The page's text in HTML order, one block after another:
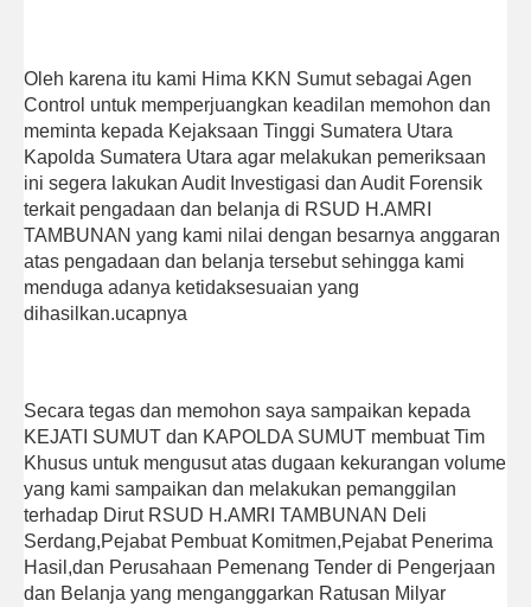
Oleh karena itu kami Hima KKN Sumut sebagai Agen
Control untuk memperjuangkan keadilan memohon dan
meminta kepada Kejaksaan Tinggi Sumatera Utara
Kapolda Sumatera Utara agar melakukan pemeriksaan
ini segera lakukan Audit Investigasi dan Audit Forensik
terkait pengadaan dan belanja di RSUD H.AMRI
TAMBUNAN yang kami nilai dengan besarnya anggaran
atas pengadaan dan belanja tersebut sehingga kami
menduga adanya ketidaksesuaian yang
dihasilkan.ucapnya
Secara tegas dan memohon saya sampaikan kepada
KEJATI SUMUT dan KAPOLDA SUMUT membuat Tim
Khusus untuk mengusut atas dugaan kekurangan volume
yang kami sampaikan dan melakukan pemanggilan
terhadap Dirut RSUD H.AMRI TAMBUNAN Deli
Serdang,Pejabat Pembuat Komitmen,Pejabat Penerima
Hasil,dan Perusahaan Pemenang Tender di Pengerjaan
dan Belanja yang menganggarkan Ratusan Milyar